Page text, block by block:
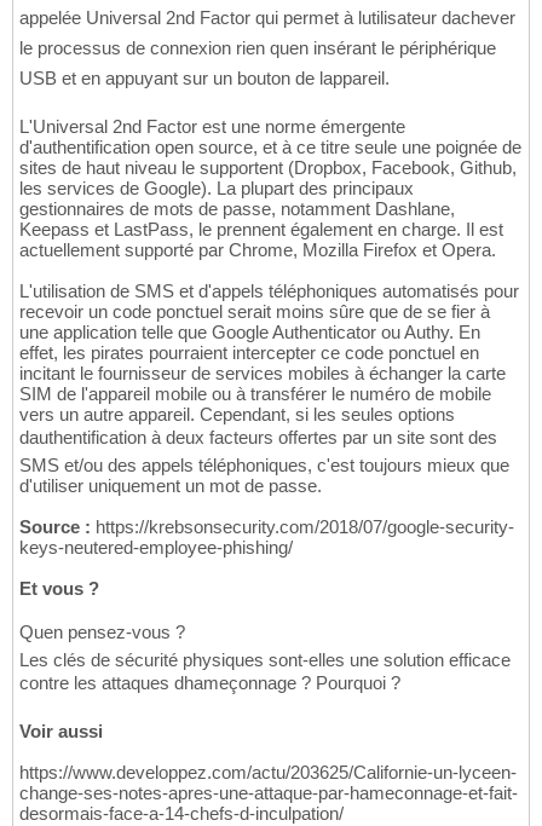
appelée Universal 2nd Factor qui permet à lutilisateur dachever
le processus de connexion rien quen insérant le périphérique
USB et en appuyant sur un bouton de lappareil.
L'Universal 2nd Factor est une norme émergente
d'authentification open source, et à ce titre seule une poignée de
sites de haut niveau le supportent (Dropbox, Facebook, Github,
les services de Google). La plupart des principaux
gestionnaires de mots de passe, notamment Dashlane,
Keepass et LastPass, le prennent également en charge. Il est
actuellement supporté par Chrome, Mozilla Firefox et Opera.
L'utilisation de SMS et d'appels téléphoniques automatisés pour
recevoir un code ponctuel serait moins sûre que de se fier à
une application telle que Google Authenticator ou Authy. En
effet, les pirates pourraient intercepter ce code ponctuel en
incitant le fournisseur de services mobiles à échanger la carte
SIM de l'appareil mobile ou à transférer le numéro de mobile
vers un autre appareil. Cependant, si les seules options
dauthentification à deux facteurs offertes par un site sont des
SMS et/ou des appels téléphoniques, c'est toujours mieux que
d'utiliser uniquement un mot de passe.
Source : https://krebsonsecurity.com/2018/07/google-security-
keys-neutered-employee-phishing/
Et vous ?
Quen pensez-vous ?
Les clés de sécurité physiques sont-elles une solution efficace
contre les attaques dhameçonnage ? Pourquoi ?
Voir aussi
https://www.developpez.com/actu/203625/Californie-un-lyceen-
change-ses-notes-apres-une-attaque-par-hameconnage-et-fait-
desormais-face-a-14-chefs-d-inculpation/